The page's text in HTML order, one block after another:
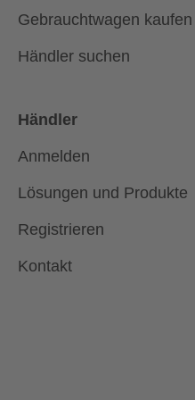
Gebrauchtwagen kaufen
Händler suchen
Händler
Anmelden
Lösungen und Produkte
Registrieren
Kontakt